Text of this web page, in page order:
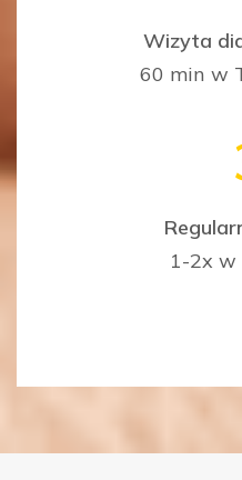
Wizyta
60 min w
1-2x